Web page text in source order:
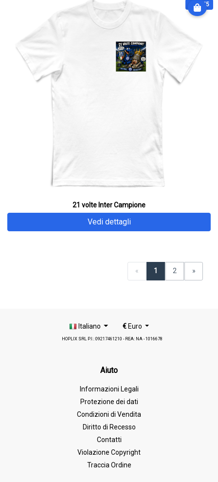
€ 28.75
21 volte Inter Campione
Vedi dettagli
« 1 2 »
Italiano €Euro
HOPLIX SRL P.I.: 09217461210 - REA: NA - 1016678
Aiuto
Informazioni Legali
Protezione dei dati
Condizioni di Vendita
Diritto di Recesso
Contatti
Violazione Copyright
Traccia Ordine